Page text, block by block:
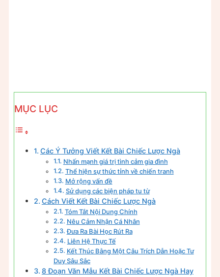
MỤC LỤC
Các Ý Tưởng Viết Kết Bài Chiếc Lược Ngà
Nhấn mạnh giá trị tình cảm gia đình
Thể hiện sự thức tỉnh về chiến tranh
Mở rộng vấn đề
Sử dụng các biện pháp tu từ
Cách Viết Kết Bài Chiếc Lược Ngà
Tóm Tắt Nội Dung Chính
Nêu Cảm Nhận Cá Nhân
Đưa Ra Bài Học Rút Ra
Liên Hệ Thực Tế
Kết Thúc Bằng Một Câu Trích Dẫn Hoặc Tư
Duy Sâu Sắc
8 Đoạn Văn Mẫu Kết Bài Chiếc Lược Ngà Hay